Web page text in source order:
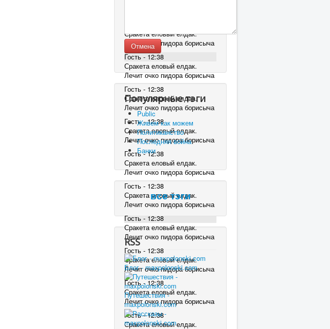
Сракета еловый елдак.
Лечит очко пидора борисыча
Гость - 12:38
Сракета еловый елдак.
Лечит очко пидора борисыча
Гость - 12:38
Сракета еловый елдак.
Лечит очко пидора борисыча
Гость - 12:38
Сракета еловый елдак.
Лечит очко пидора борисыча
Гость - 12:38
Сракета еловый елдак.
Лечит очко пидора борисыча
Гость - 12:38
Сракета еловый елдак.
Лечит очко пидора борисыча
Гость - 12:38
Сракета еловый елдак.
Лечит очко пидора борисыча
Гость - 12:38
Сракета еловый елдак.
Лечит очко пидора борисыча
Гость - 12:38
Сракета еловый елдак.
Лечит очко пидора борисыча
Гость - 12:38
Сракета еловый елдак.
Отмена
Популярные тэги
Public
Живем как можем
Политиканство
Последняя война
Банки
все тэги
RSS
Блог - maxpolonski.com
Путешествия -
maxpolonski.com